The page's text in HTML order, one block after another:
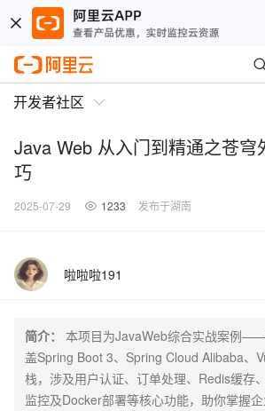
开发者社区
Java Web 从入门到精通之苍穹
巧
2025-07-29 1233 发布于湖南
啦啦啦191
简介：
本项目为JavaWeb综合实战案例
盖Spring Boot 3、Spring Cloud Alibaba、
栈，涉及用户认证、订单处理、Redis缓存
监控及Docker部署等核心功能，助你掌握